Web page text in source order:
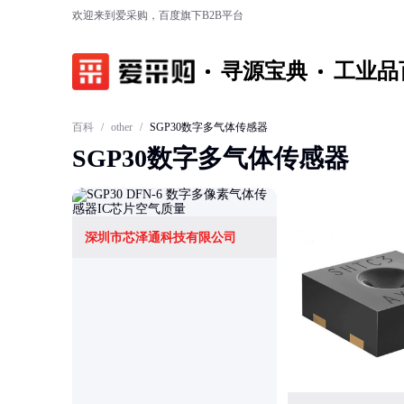
欢迎来到爱采购，百度旗下B2B平台
寻源宝典 工业品
百科 / other / SGP30数字多气体传感器
SGP30数字多气体传感器
深圳市芯泽通科技有限公司